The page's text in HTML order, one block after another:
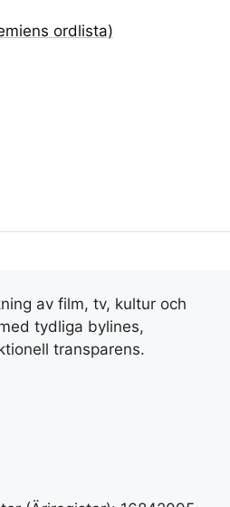
ordlista)
av film, tv, kultur och
tydliga bylines,
transparens.